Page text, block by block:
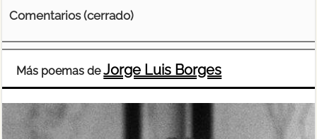
Comentarios (cerrado)
Más poemas deJorge Luis Borges